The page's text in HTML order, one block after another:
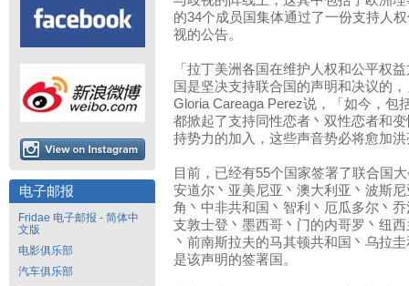
电子邮报
Fridae 电子邮报 - 简体中
文版
电影俱乐部
汽车俱乐部
的34个成员国集体通过了一份支持人
视的公告。
「拉丁美洲各国在维护人权和公平权
国是坚决支持联合国的声明和决议的
Gloria Careaga Perez说，「如今，包
都掀起了支持同性恋者丶双性恋者和
持势力的加入，这些声音势必将愈加
目前，已经有55个国家签署了联合国
安道尔丶亚美尼亚丶澳大利亚丶波斯
角丶中非共和国丶智利丶厄瓜多尔丶
支敦士登丶墨西哥丶门的内哥罗丶纽
丶前南斯拉夫的马其顿共和国丶乌拉
是该声明的签署国。